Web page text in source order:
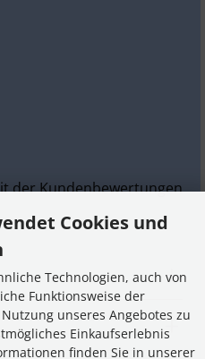
der Kundenbewertungen
Cookies und
Technologien, auch von
Funktionsweise der
unseres Angebotes zu
Einkaufserlebnis
finden Sie in unserer